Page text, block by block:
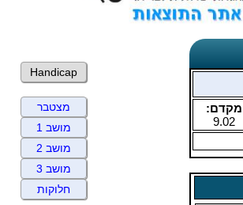
מקדם:
9.02
Handicap
מצטבר
מושב 1
מושב 2
מושב 3
חלוקות